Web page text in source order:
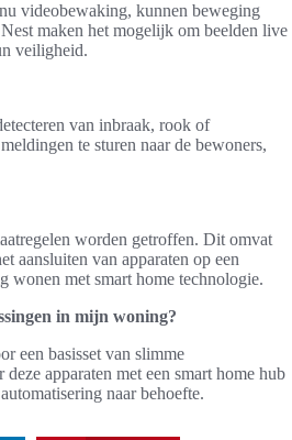
videobewaking, kunnen beweging
maken het mogelijk om beelden live
veiligheid.
van inbraak, rook of
te sturen naar de bewoners,
worden getroffen. Dit omvat
aansluiten van apparaten op een
wonen met smart home technologie.
in mijn woning?
een basisset van slimme
apparaten met een smart home hub
naar behoefte.